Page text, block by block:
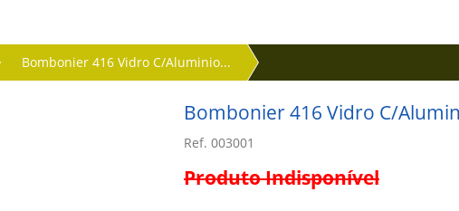
Bombonier 416 Vidro C/Aluminio...
Bombonier 416 Vidro C/
Ref. 003001
Produto Indisponível